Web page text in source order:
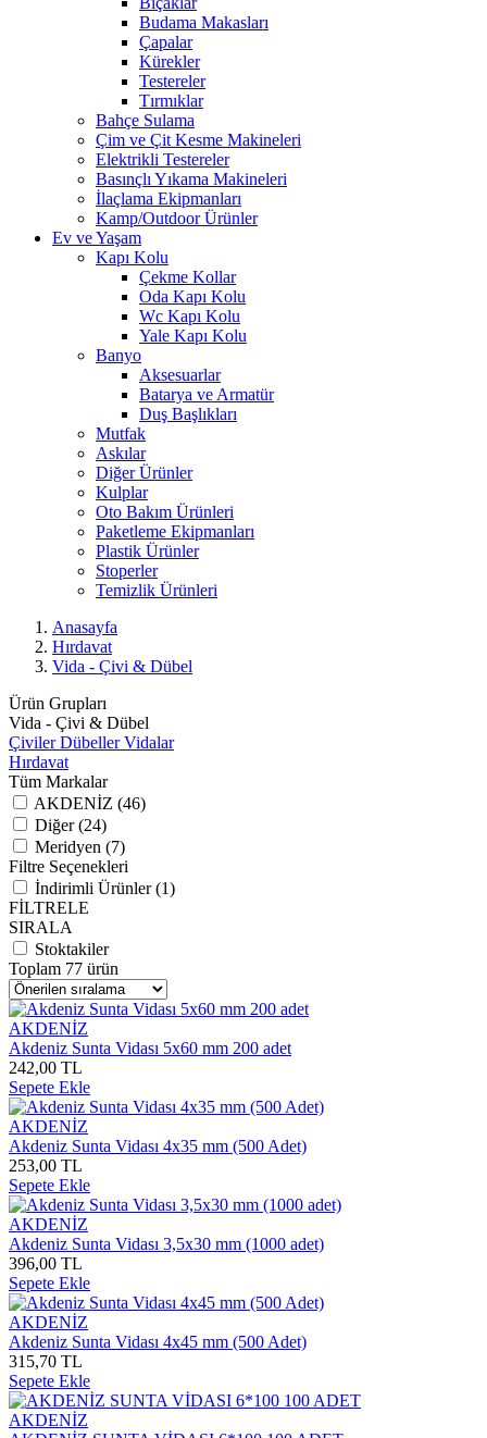
Budama Makasları
Çapalar
Kürekler
Testereler
Tırmıklar
Bahçe Sulama
Çim ve Çit Kesme Makineleri
Elektrikli Testereler
Basınçlı Yıkama Makineleri
İlaçlama Ekipmanları
Kamp/Outdoor Ürünler
Ev ve Yaşam
Kapı Kolu
Çekme Kollar
Oda Kapı Kolu
Wc Kapı Kolu
Yale Kapı Kolu
Banyo
Aksesuarlar
Batarya ve Armatür
Duş Başlıkları
Mutfak
Askılar
Diğer Ürünler
Kulplar
Oto Bakım Ürünleri
Paketleme Ekipmanları
Plastik Ürünler
Stoperler
Temizlik Ürünleri
Anasayfa
Hırdavat
Vida - Çivi & Dübel
Ürün Grupları
Vida - Çivi & Dübel
Çiviler Dübeller Vidalar
Hırdavat
Tüm Markalar
AKDENİZ (46)
Diğer (24)
Meridyen (7)
Filtre Seçenekleri
İndirimli Ürünler (1)
FİLTRELE
SIRALA
Stoktakiler
Toplam 77 ürün
AKDENİZ
Akdeniz Sunta Vidası 5x60 mm 200 adet
242,00 TL
Sepete Ekle
AKDENİZ
Akdeniz Sunta Vidası 4x35 mm (500 Adet)
253,00 TL
Sepete Ekle
AKDENİZ
Akdeniz Sunta Vidası 3,5x30 mm (1000 adet)
396,00 TL
Sepete Ekle
AKDENİZ
Akdeniz Sunta Vidası 4x45 mm (500 Adet)
315,70 TL
Sepete Ekle
AKDENİZ